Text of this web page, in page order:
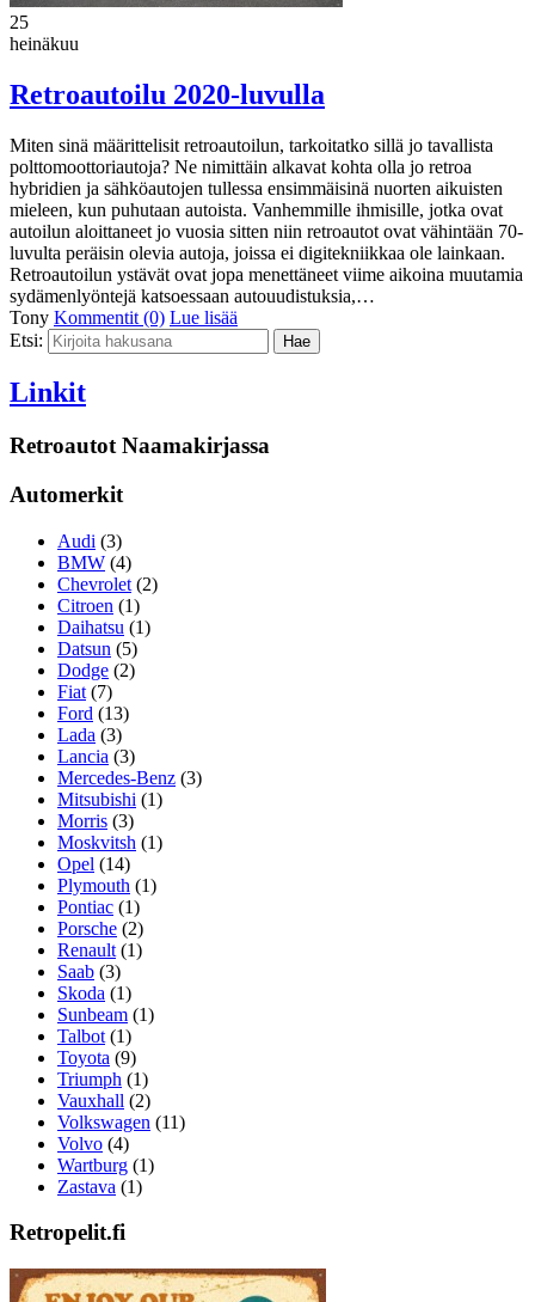
25
heinäkuu
Retroautoilu 2020-luvulla
Miten sinä määrittelisit retroautoilun, tarkoitatko sillä jo tavallista
polttomoottoriautoja? Ne nimittäin alkavat kohta olla jo retroa
hybridien ja sähköautojen tullessa ensimmäisinä nuorten aikuisten
mieleen, kun puhutaan autoista. Vanhemmille ihmisille, jotka ovat
autoilun aloittaneet jo vuosia sitten niin retroautot ovat vähintään 70-
luvulta peräisin olevia autoja, joissa ei digitekniikkaa ole lainkaan.
Retroautoilun ystävät ovat jopa menettäneet viime aikoina muutamia
sydämenlyöntejä katsoessaan autouudistuksia,…
Tony Kommentit (0) Lue lisää
Etsi:
Linkit
Retroautot Naamakirjassa
Automerkit
Audi (3)
BMW (4)
Chevrolet (2)
Citroen (1)
Daihatsu (1)
Datsun (5)
Dodge (2)
Fiat (7)
Ford (13)
Lada (3)
Lancia (3)
Mercedes-Benz (3)
Mitsubishi (1)
Morris (3)
Moskvitsh (1)
Opel (14)
Plymouth (1)
Pontiac (1)
Porsche (2)
Renault (1)
Saab (3)
Skoda (1)
Sunbeam (1)
Talbot (1)
Toyota (9)
Triumph (1)
Vauxhall (2)
Volkswagen (11)
Volvo (4)
Wartburg (1)
Zastava (1)
Retropelit.fi